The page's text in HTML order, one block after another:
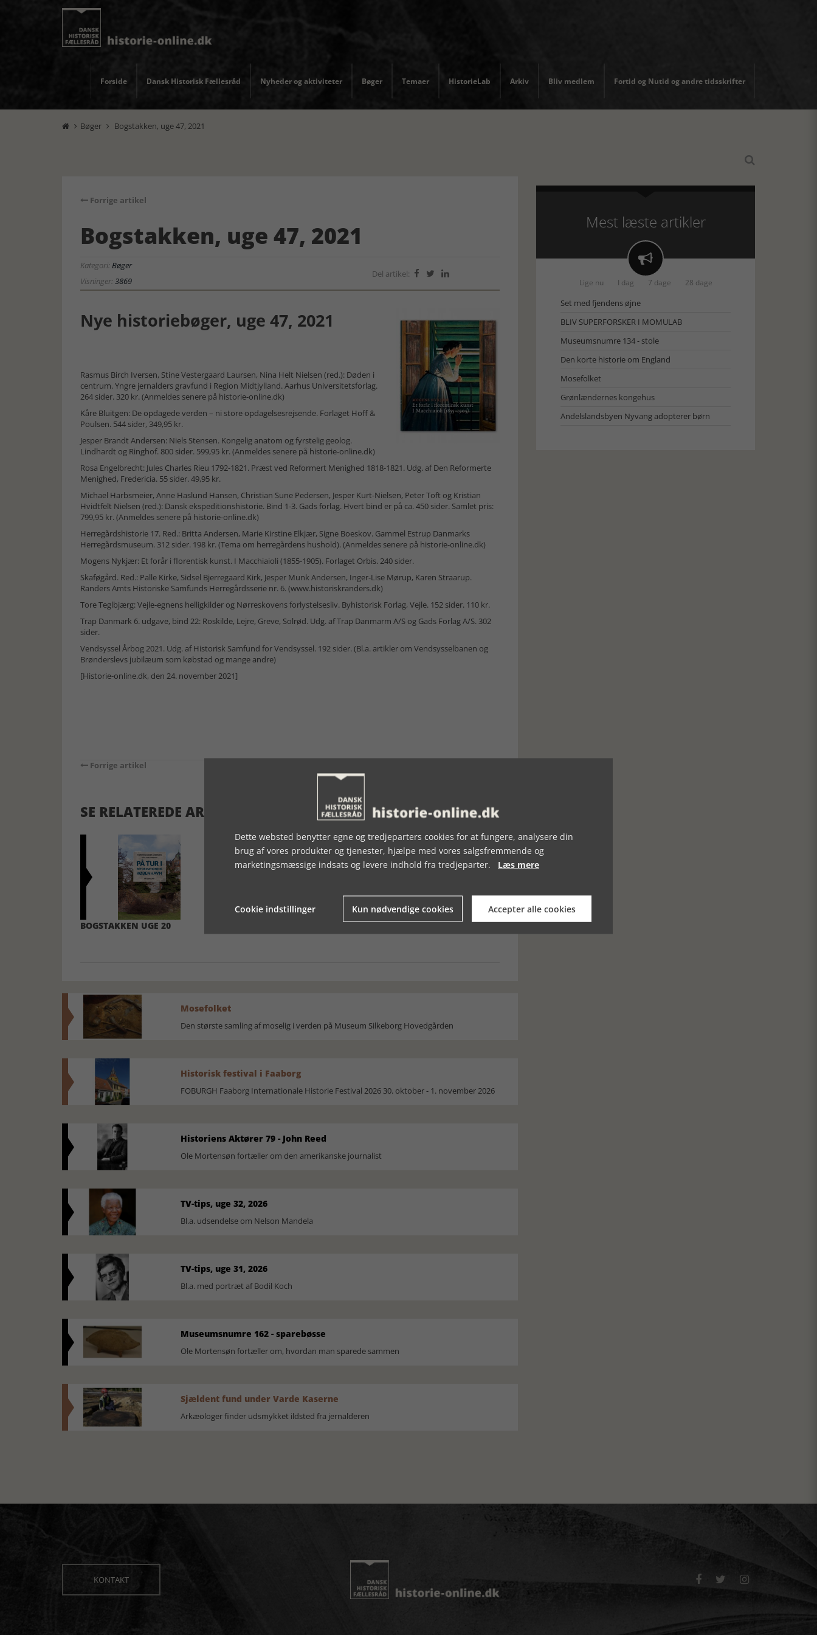
Forside Dansk Historisk Fællesråd Nyheder og aktiviteter Bøger Temaer HistorieLab Arkiv Bliv medlem Fortid og Nutid og andre tidsskrifter
 Bøger  Bogstakken, uge 47, 2021

Forrige artikel
Bogstakken, uge 47, 2021
Kategori:Bøger
Visninger:3869
Del artikel:   
Nye historiebøger, uge 47, 2021
Rasmus Birch Iversen, Stine Vestergaard Laursen, Nina Helt Nielsen (red.): Døden i
centrum. Yngre jernalders gravfund i Region Midtjylland. Aarhus Universitetsforlag.
264 sider. 320 kr. (Anmeldes senere på historie-online.dk)
Kåre Bluitgen: De opdagede verden – ni store opdagelsesrejsende. Forlaget Hoff &
Poulsen. 544 sider, 349,95 kr.
Jesper Brandt Andersen: Niels Stensen. Kongelig anatom og fyrstelig geolog.
Lindhardt og Ringhof. 800 sider. 599,95 kr. (Anmeldes senere på historie-online.dk)
Rosa Engelbrecht: Jules Charles Rieu 1792-1821. Præst ved Reformert Menighed 1818-1821. Udg. af Den Reformerte
Menighed, Fredericia. 55 sider. 49,95 kr.
Michael Harbsmeier, Anne Haslund Hansen, Christian Sune Pedersen, Jesper Kurt-Nielsen, Peter Toft og Kristian
Hvidtfelt Nielsen (red.): Dansk ekspeditionshistorie. Bind 1-3. Gads forlag. Hvert bind er på ca. 450 sider. Samlet pris:
799,95 kr. (Anmeldes senere på historie-online.dk)
Herregårdshistorie 17. Red.: Britta Andersen, Marie Kirstine Elkjær, Signe Boeskov. Gammel Estrup Danmarks
Herregårdsmuseum. 312 sider. 198 kr. (Tema om herregårdens hushold). (Anmeldes senere på historie-online.dk)
Mogens Nykjær: Et forår i florentisk kunst. I Macchiaioli (1855-1905). Forlaget Orbis. 240 sider.
Skaføgård. Red.: Palle Kirke, Sidsel Bjerregaard Kirk, Jesper Munk Andersen, Inger-Lise Mørup, Karen Straarup.
Randers Amts Historiske Samfunds Herregårdsserie nr. 6. (www.historiskranders.dk)
Tore Teglbjærg: Vejle-egnens helligkilder og Nørreskovens forlystelsesliv. Byhistorisk Forlag, Vejle. 152 sider. 110 kr.
Trap Danmark 6. udgave, bind 22: Roskilde, Lejre, Greve, Solrød. Udg. af Trap Danmarm A/S og Gads Forlag A/S. 302
sider.
Vendsyssel Årbog 2021. Udg. af Historisk Samfund for Vendsyssel. 192 sider. (Bl.a. artikler om Vendsysselbanen og
Brønderslevs jubilæum som købstad og mange andre)
[Historie-online.dk, den 24. november 2021]
Forrige artikel
SE RELATEREDE ARTIKLER
BOGSTAKKEN UGE 20 BOGSTAKKEN, UGE 46, 2019
Mosefolket
Den største samling af moselig i verden på Museum Silkeborg Hovedgården
Historisk festival i Faaborg
FOBURGH Faaborg Internationale Historie Festival 2026 30. oktober - 1. november 2026
Historiens Aktører 79 - John Reed
Ole Mortensøn fortæller om den amerikanske journalist
TV-tips, uge 32, 2026
Bl.a. udsendelse om Nelson Mandela
TV-tips, uge 31, 2026
Bl.a. med portræt af Bodil Koch
Museumsnumre 162 - sparebøsse
Ole Mortensøn fortæller om, hvordan man sparede sammen
Sjældent fund under Varde Kaserne
Arkæologer finder udsmykket ildsted fra jernalderen
Mest læste artikler

Lige nu I dag 7 dage 28 dage
Set med fjendens øjne
BLIV SUPERFORSKER I MOMULAB
Museumsnumre 134 - stole
Den korte historie om England
Mosefolket
Grønlændernes kongehus
Andelslandsbyen Nyvang adopterer børn
KONTAKT   
Dette websted benytter egne og tredjeparters cookies for at fungere, analysere din
brug af vores produkter og tjenester, hjælpe med vores salgsfremmende og
marketingsmæssige indsats og levere indhold fra tredjeparter. Læs mere
Cookie indstillinger Kun nødvendige cookies Accepter alle cookies